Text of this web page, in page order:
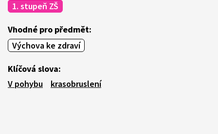
1. stupeň ZŠ
Vhodné pro předmět:
Výchova ke zdraví
Klíčová slova:
V pohybu
krasobruslení